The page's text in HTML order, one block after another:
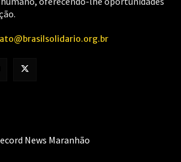
News Maranhão